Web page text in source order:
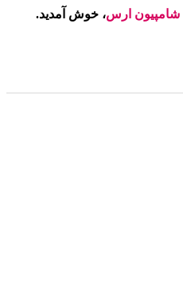
شامپیون ارس، خوش آمدید.